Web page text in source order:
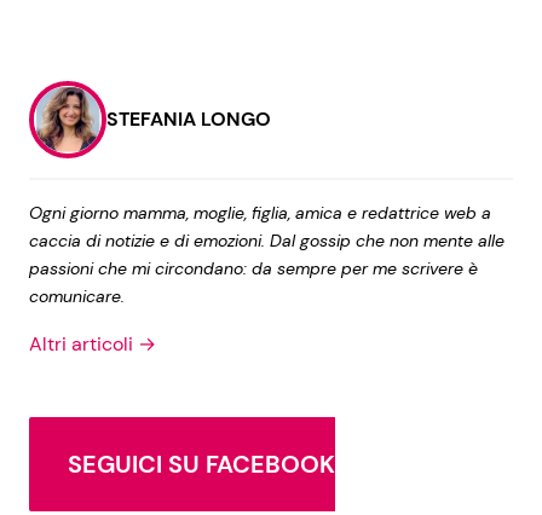
STEFANIA LONGO
Ogni giorno mamma, moglie, figlia, amica e redattrice web a
caccia di notizie e di emozioni. Dal gossip che non mente alle
passioni che mi circondano: da sempre per me scrivere è
comunicare.
Altri articoli →
SEGUICI SU FACEBOOK